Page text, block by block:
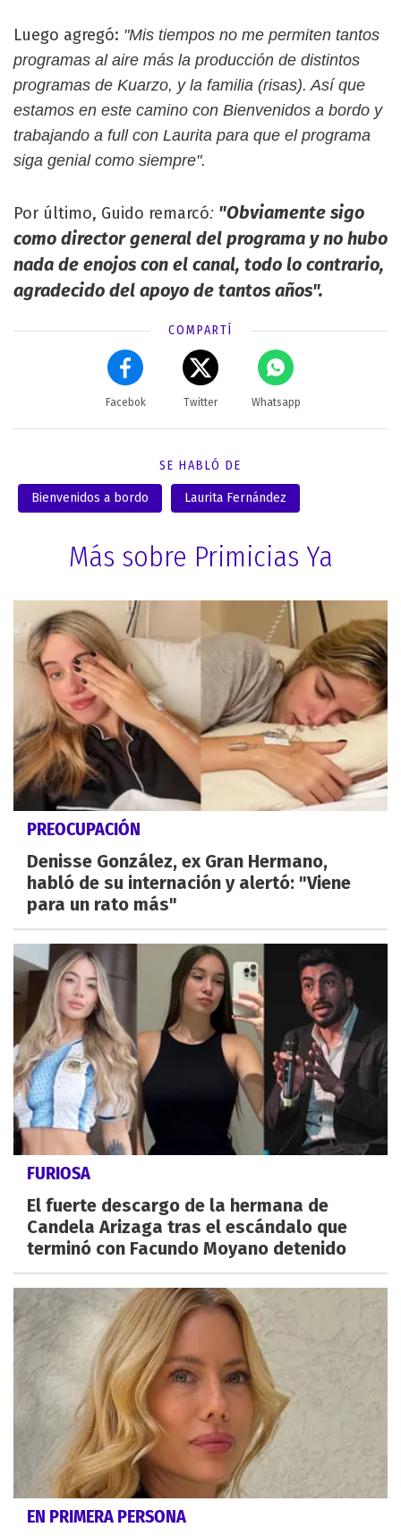
Luego agregó: "Mis tiempos no me permiten tantos
programas al aire más la producción de distintos
programas de Kuarzo, y la familia (risas). Así que
estamos en este camino con Bienvenidos a bordo y
trabajando a full con Laurita para que el programa
siga genial como siempre".
Por último, Guido remarcó: "Obviamente sigo
como director general del programa y no hubo
nada de enojos con el canal, todo lo contrario,
agradecido del apoyo de tantos años".
COMPARTÍ
Facebok Twitter Whatsapp
SE HABLÓ DE
Bienvenidos a bordo Laurita Fernández
Más sobre Primicias Ya
PREOCUPACIÓN
Denisse González, ex Gran Hermano,
habló de su internación y alertó: "Viene
para un rato más"
FURIOSA
El fuerte descargo de la hermana de
Candela Arizaga tras el escándalo que
terminó con Facundo Moyano detenido
EN PRIMERA PERSONA